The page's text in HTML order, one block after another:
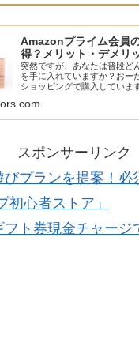
Amazonプライム会員
得？メリット・デメリ
突然ですが、あなたは普段ど
を手に入れていますか？おー
ショッピングで購入していま
かは実店舗に置いてないな
うなるとネットショッピング
と…
スポンサーリンク
びプランを提案！
初心者ストア」
フト券現金チャージ